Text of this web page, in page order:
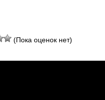
(Пока оценок нет)